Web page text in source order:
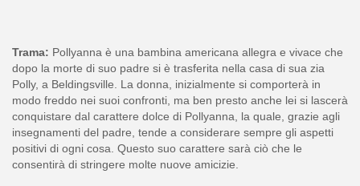
Trama: Pollyanna è una bambina americana allegra e vivace che
dopo la morte di suo padre si è trasferita nella casa di sua zia
Polly, a Beldingsville. La donna, inizialmente si comporterà in
modo freddo nei suoi confronti, ma ben presto anche lei si lascerà
conquistare dal carattere dolce di Pollyanna, la quale, grazie agli
insegnamenti del padre, tende a considerare sempre gli aspetti
positivi di ogni cosa. Questo suo carattere sarà ciò che le
consentirà di stringere molte nuove amicizie.